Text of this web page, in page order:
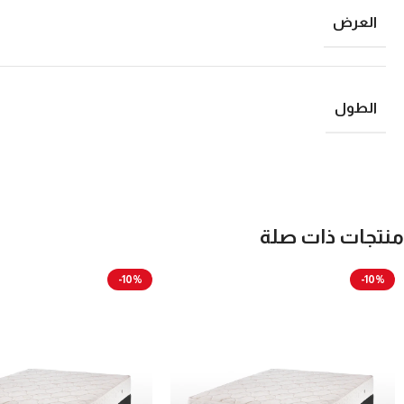
العرض
الطول
منتجات ذات صلة
-10%
-10%